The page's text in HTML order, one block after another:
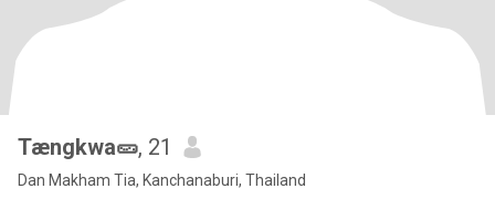
Tængkwa🥒, 21
Dan Makham Tia, Kanchanaburi, Thailand